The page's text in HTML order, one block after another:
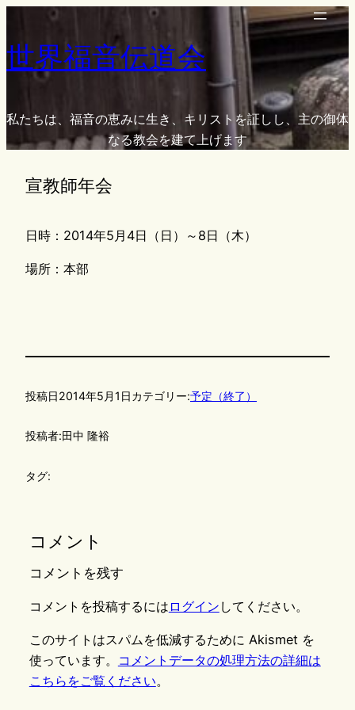
を
ッ
世界福音伝道会
私たちは、福音の恵みに生き、キリストを証しし、主の御体
なる教会を建て上げます
宣教師年会
日時：2014年5月4日（日）～8日（木）
場所：本部
投稿日2014年5月1日カテゴリー:予定（終了）
投稿者:田中 隆裕
タグ:
コメント
コメントを残す
コメントを投稿するには ログイン してください。
このサイトはスパムを低減するために Akismet を
使っています。
コメントデータの処理方法の詳細は
こちらをご覧ください。